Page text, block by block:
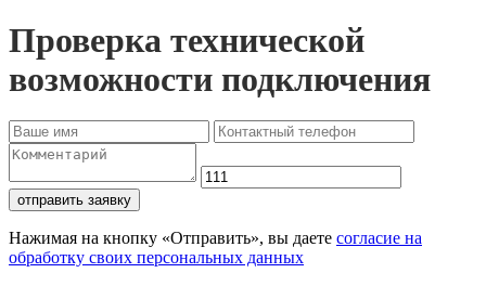
Проверка технической
возможности подключения
отправить заявку
Нажимая на кнопку «Отправить», вы даете согласие на
обработку своих персональных данных